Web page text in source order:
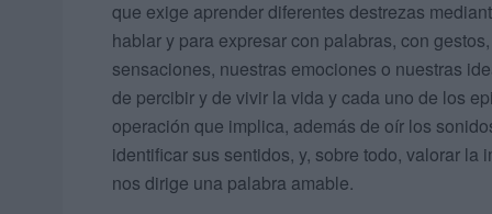
que exige aprender diferentes destrezas
hablar y para expresar con palabras, con
sensaciones, nuestras emociones o nuestras
de percibir y de vivir la vida y cada uno de los
operación que implica, además de oír los
identificar sus sentidos, y, sobre todo, valorar
nos dirige una palabra amable.